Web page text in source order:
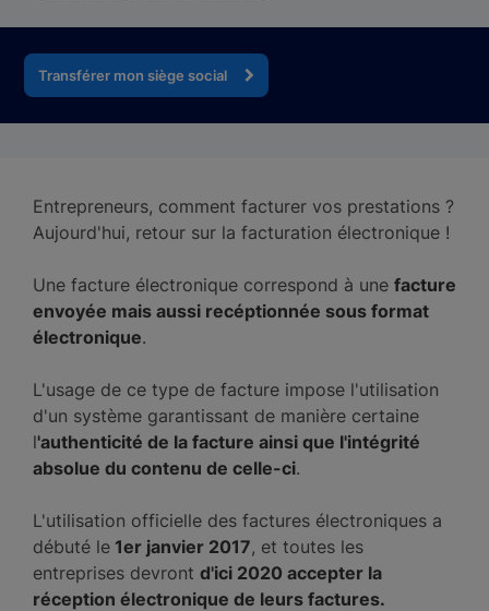
Transférer mon siège social
Entrepreneurs, comment facturer vos prestations ?
Aujourd'hui, retour sur la facturation électronique !
Une facture électronique correspond à une facture
envoyée mais aussi recéptionnée sous format
électronique.
L'usage de ce type de facture impose l'utilisation
d'un système garantissant de manière certaine
l'authenticité de la facture ainsi que l'intégrité
absolue du contenu de celle-ci.
L'utilisation officielle des factures électroniques a
débuté le 1er janvier 2017, et toutes les
entreprises devront d'ici 2020 accepter la
réception électronique de leurs factures.